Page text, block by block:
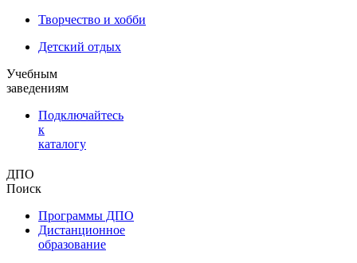
Творчество и хобби
Детский отдых
Учебным
заведениям
Подключайтесь
к
каталогу
ДПО
Поиск
Программы ДПО
Дистанционное
образование